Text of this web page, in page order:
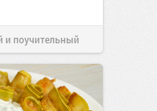
и поучительный